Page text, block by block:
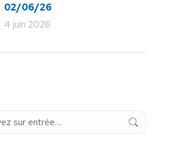
02/06/26
4 juin 2026